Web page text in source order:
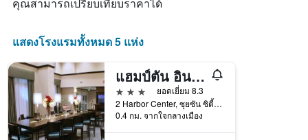
คุณสามารถเปรียบเทียบราคาได้
แสดงโรงแรมทั้งหมด 5 แห่ง
แฮมป์ตัน อินน์แอนด์สวีทส์ เซอซูนซิตี้ วอเทอร์ฟรอนท์
3 ดาว
ยอดเยี่ยม 8.3
2 Harbor Center, ซุยซัน ซิตี้, CA, สหรัฐอเมริกา
0.4 กม. จากใจกลางเมือง